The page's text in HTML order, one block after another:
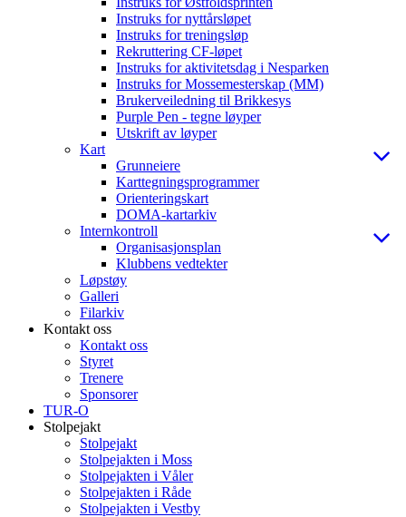
Instruks for nyttårsløpet
Instruks for treningsløp
Rekruttering CF-løpet
Instruks for aktivitetsdag i Nesparken
Instruks for Mossemesterskap (MM)
Brukerveiledning til Brikkesys
Purple Pen - tegne løyper
Utskrift av løyper
Kart
Grunneiere
Karttegningsprogrammer
Orienteringskart
DOMA-kartarkiv
Internkontroll
Organisasjonsplan
Klubbens vedtekter
Løpstøy
Galleri
Filarkiv
Kontakt oss
Kontakt oss
Styret
Trenere
Sponsorer
TUR-O
Stolpejakt
Stolpejakt
Stolpejakten i Moss
Stolpejakten i Våler
Stolpejakten i Råde
Stolpejakten i Vestby